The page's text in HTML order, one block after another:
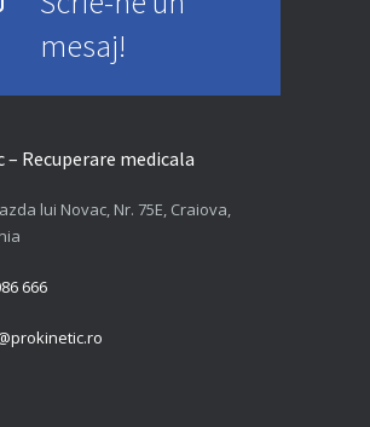
mesaj!
Recuperare medicala
lui Novac, Nr. 75E, Craiova,
666